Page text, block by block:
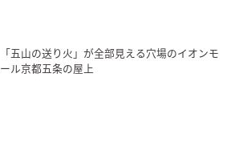
「五山の送り火」が全部見える穴場のイオンモ
ール京都五条の屋上